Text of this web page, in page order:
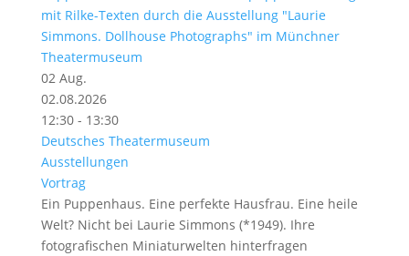
mit Rilke-Texten durch die Ausstellung "Laurie
Simmons. Dollhouse Photographs" im Münchner
Theatermuseum
02 Aug.
02.08.2026
12:30 - 13:30
Deutsches Theatermuseum
Ausstellungen
Vortrag
Ein Puppenhaus. Eine perfekte Hausfrau. Eine heile
Welt? Nicht bei Laurie Simmons (*1949). Ihre
fotografischen Miniaturwelten hinterfragen